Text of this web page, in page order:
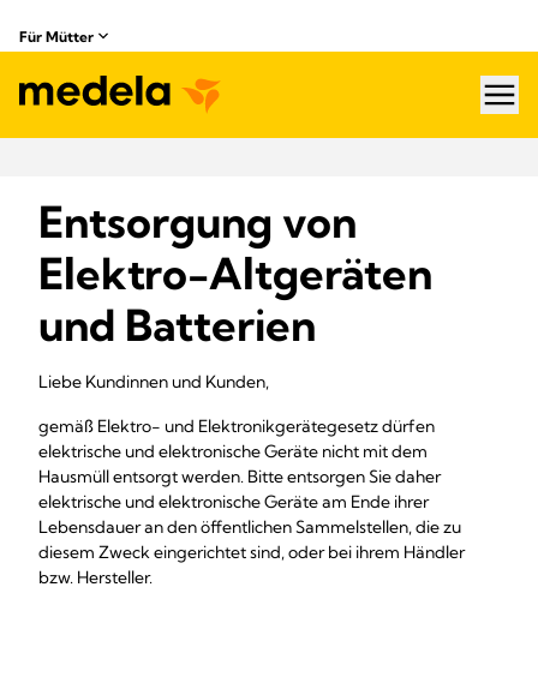
Für Mütter
Entsorgung von
Elektro-Altgeräten
und Batterien
Liebe Kundinnen und Kunden,
gemäß Elektro- und Elektronikgerätegesetz dürfen
elektrische und elektronische Geräte nicht mit dem
Hausmüll entsorgt werden. Bitte entsorgen Sie daher
elektrische und elektronische Geräte am Ende ihrer
Lebensdauer an den öffentlichen Sammelstellen, die zu
diesem Zweck eingerichtet sind, oder bei ihrem Händler
bzw. Hersteller.